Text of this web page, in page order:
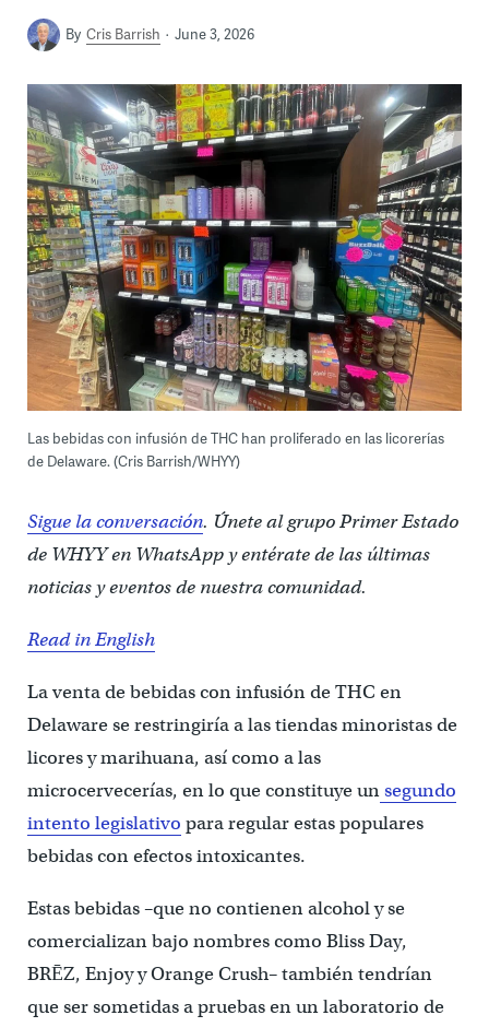
By Cris Barrish June 3, 2026
Las bebidas con infusión de THC han proliferado en las licorerías
de Delaware. (Cris Barrish/WHYY)
Sigue la conversación. Únete al grupo Primer Estado
de WHYY en WhatsApp y entérate de las últimas
noticias y eventos de nuestra comunidad.
Read in English
La venta de bebidas con infusión de THC en
Delaware se restringiría a las tiendas minoristas de
licores y marihuana, así como a las
microcervecerías, en lo que constituye unsegundo
intento legislativo para regular estas populares
bebidas con efectos intoxicantes.
Estas bebidas –que no contienen alcohol y se
comercializan bajo nombres como Bliss Day,
BRĒZ, Enjoy y Orange Crush– también tendrían
que ser sometidas a pruebas en un laboratorio de